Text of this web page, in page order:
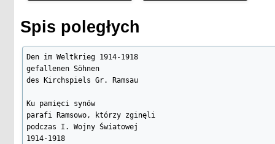
Spis poległych
Den im Weltkrieg 1914-1918
gefallenen Söhnen
des Kirchspiels Gr. Ramsau
Ku pamięci synów
parafi Ramsowo, którzy zginęli
podczas I. Wojny Światowej
1914-1918